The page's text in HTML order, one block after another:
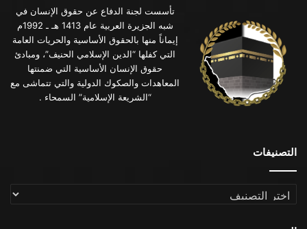
تأسست لجنة الدفاع عن حقوق الإنسان في
شبه الجزيرة العربية عام 1413 هـ ـ 1992م
إيماناً منها بالحقوق الأساسية والحريات العامة
التي كفلها “الدين الإسلامي الحنيف”، ومبادئ
حقوق الإنسان الأساسية التي ضمنتها
المعاهدات والصكوك الدولية والتي تتماشى مع
“الشريعة الإسلامية” السمحاء .
التصنيفات
التصنيفات